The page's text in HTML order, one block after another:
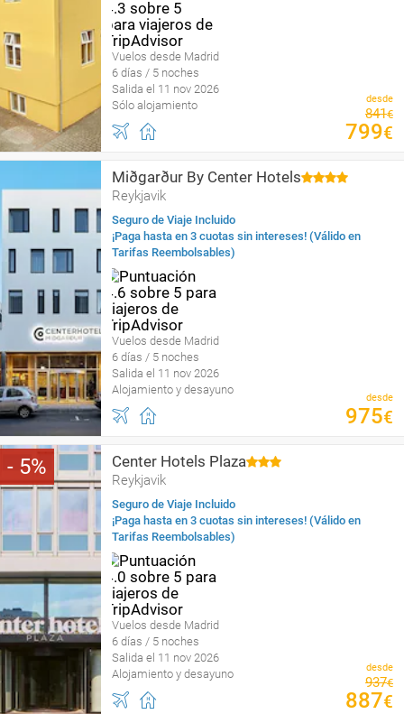
Vuelos desde Madrid
6 días / 5 noches
Salida el 11 nov 2026
Sólo alojamiento
desde
841€
799€
Miðgarður By Center Hotels
Reykjavik
Seguro de Viaje Incluido
¡Paga hasta en 3 cuotas sin intereses! (Válido en
Tarifas Reembolsables)
Vuelos desde Madrid
6 días / 5 noches
Salida el 11 nov 2026
Alojamiento y desayuno
desde
975€
5 Center Hotels Plaza
Reykjavik
Seguro de Viaje Incluido
¡Paga hasta en 3 cuotas sin intereses! (Válido en
Tarifas Reembolsables)
Vuelos desde Madrid
6 días / 5 noches
Salida el 11 nov 2026
Alojamiento y desayuno
desde
937€
887€